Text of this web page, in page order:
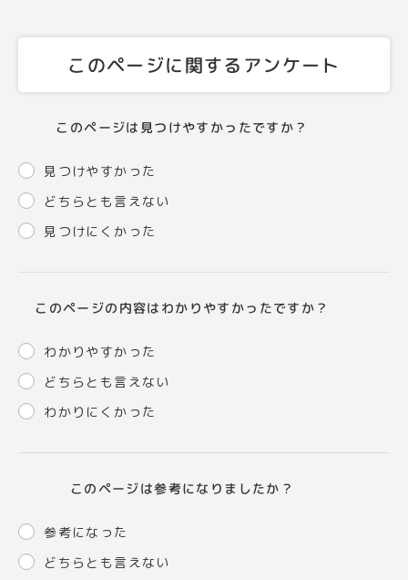
このページに関するアンケート
このページは見つけやすかったですか？
見つけやすかった
どちらとも言えない
見つけにくかった
このページの内容はわかりやすかったですか？
わかりやすかった
どちらとも言えない
わかりにくかった
このページは参考になりましたか？
参考になった
どちらとも言えない